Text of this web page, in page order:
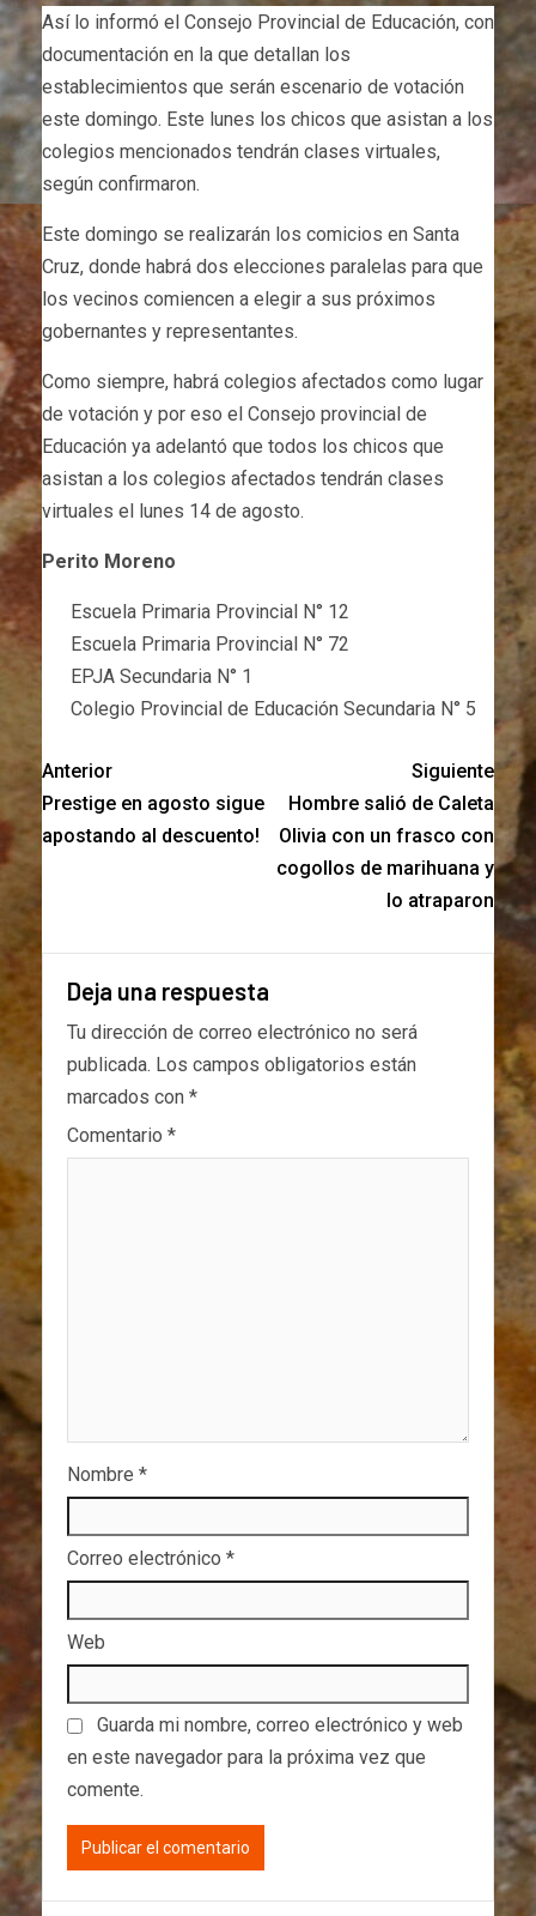
Así lo informó el Consejo Provincial de Educación, con
documentación en la que detallan los
establecimientos que serán escenario de votación
este domingo. Este lunes los chicos que asistan a los
colegios mencionados tendrán clases virtuales,
según confirmaron.
Este domingo se realizarán los comicios en Santa
Cruz, donde habrá dos elecciones paralelas para que
los vecinos comiencen a elegir a sus próximos
gobernantes y representantes.
Como siempre, habrá colegios afectados como lugar
de votación y por eso el Consejo provincial de
Educación ya adelantó que todos los chicos que
asistan a los colegios afectados tendrán clases
virtuales el lunes 14 de agosto.
Perito Moreno
Escuela Primaria Provincial N° 12
Escuela Primaria Provincial N° 72
EPJA Secundaria N° 1
Colegio Provincial de Educación Secundaria N° 5
Anterior
Prestige en agosto sigue
apostando al descuento!
Siguiente
Hombre salió de Caleta
Olivia con un frasco con
cogollos de marihuana y
lo atraparon
Deja una respuesta
Tu dirección de correo electrónico no será
publicada. Los campos obligatorios están
marcados con *
Comentario *
Nombre *
Correo electrónico *
Web
Guarda mi nombre, correo electrónico y web
en este navegador para la próxima vez que
comente.